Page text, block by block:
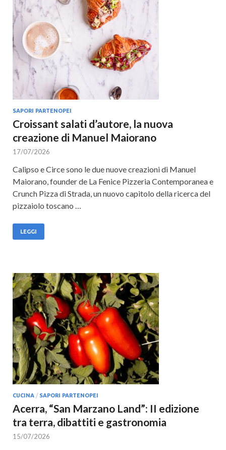
SAPORI PARTENOPEI
Croissant salati d’autore, la nuova
creazione di Manuel Maiorano
17/07/2026
Calipso e Circe sono le due nuove creazioni di Manuel
Maiorano, founder de La Fenice Pizzeria Contemporanea e
Crunch Pizza di Strada, un nuovo capitolo della ricerca del
pizzaiolo toscano …
LEGGI
CUCINA / SAPORI PARTENOPEI
Acerra, “San Marzano Land”: II edizione
tra terra, dibattiti e gastronomia
15/07/2026